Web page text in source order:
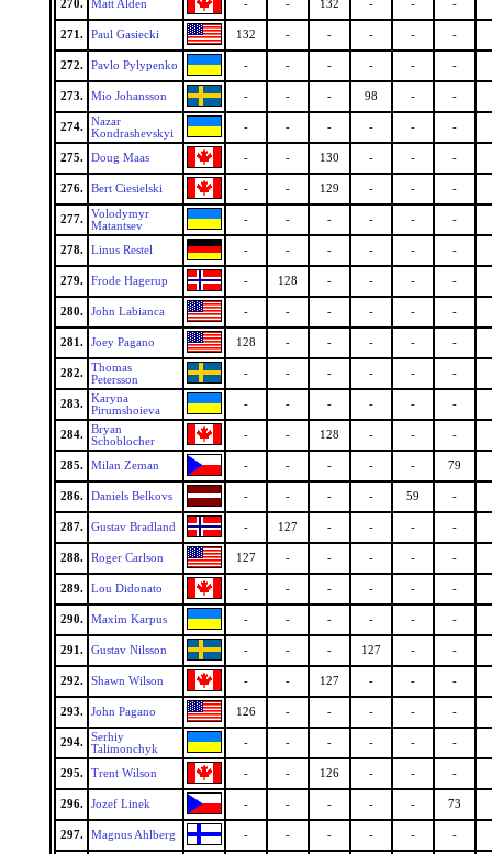
270. Matt Alden - - 132 - - -
271. Paul Gasiecki 132 - - - - -
272. Pavlo Pylypenko - - - - - -
273. Mio Johansson - - - 98 - -
274.
Nazar
Kondrashevskyi
- - - - - -
275. Doug Maas - - 130 - - -
276. Bert Ciesielski - - 129 - - -
277.
Volodymyr
Matantsev
- - - - - -
278. Linus Restel - - - - - -
279. Frode Hagerup - 128 - - - -
280. John Labianca - - - - - -
281. Joey Pagano 128 - - - - -
282.
Thomas
Petersson
- - - - - -
283.
Karyna
Pirumshoieva
- - - - - -
284.
Bryan
Schoblocher
- - 128 - - -
285. Milan Zeman - - - - - 79
286. Daniels Belkovs - - - - 59 -
287. Gustav Bradland - 127 - - - -
288. Roger Carlson 127 - - - - -
289. Lou Didonato - - - - - -
290. Maxim Karpus - - - - - -
291. Gustav Nilsson - - - 127 - -
292. Shawn Wilson - - 127 - - -
293. John Pagano 126 - - - - -
294.
Serhiy
Talimonchyk
- - - - - -
295. Trent Wilson - - 126 - - -
296. Jozef Linek - - - - - 73
297. Magnus Ahlberg - - - - - -